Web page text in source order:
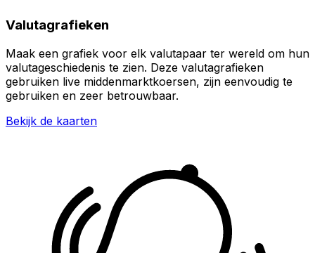
Valutagrafieken
Maak een grafiek voor elk valutapaar ter wereld om hun
valutageschiedenis te zien. Deze valutagrafieken
gebruiken live middenmarktkoersen, zijn eenvoudig te
gebruiken en zeer betrouwbaar.
Bekijk de kaarten